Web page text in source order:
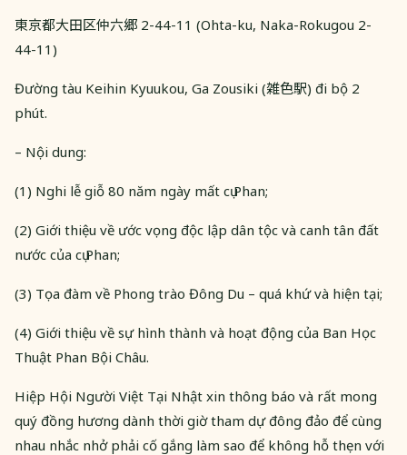
東京都大田区仲六郷 2-44-11 (Ohta-ku, Naka-Rokugou 2-
44-11)
Đường tàu Keihin Kyuukou, Ga Zousiki (雑色駅) đi bộ 2
phút.
– Nội dung:
(1) Nghi lễ giỗ 80 năm ngày mất cụ Phan;
(2) Giới thiệu về ước vọng độc lập dân tộc và canh tân đất
nước của cụ Phan;
(3) Tọa đàm về Phong trào Đông Du – quá khứ và hiện tại;
(4) Giới thiệu về sự hình thành và hoạt động của Ban Học
Thuật Phan Bội Châu.
Hiệp Hội Người Việt Tại Nhật xin thông báo và rất mong
quý đồng hương dành thời giờ tham dự đông đảo để cùng
nhau nhắc nhở phải cố gắng làm sao để không hỗ thẹn với